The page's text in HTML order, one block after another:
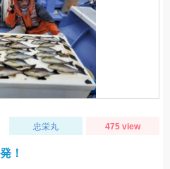
忠栄丸 475 view
！